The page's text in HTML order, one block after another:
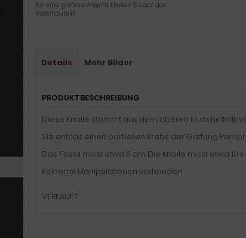
Für eine größere Ansicht klicken Sie auf das
Vorschaubild
Details Mehr Bilder
PRODUKTBESCHREIBUNG
Diese Knolle stammt aus dem oberen Muschelkalk
Sie enthält einen partiellen Krebs der Gattung
Das Fossil misst etwa 5 cm. Die Knolle misst etwa 10 x
Keinerlei Manipulationen vorhanden.
VERKAUFT